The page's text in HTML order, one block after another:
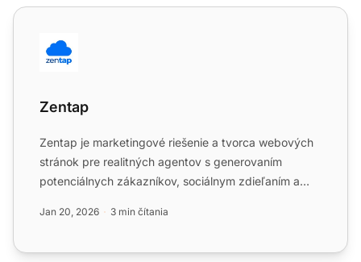
Zentap
Zentap
Zentap je marketingové riešenie a tvorca webových
stránok pre realitných agentov s generovaním
potenciálnych zákazníkov, sociálnym zdieľaním a
Jan 20, 2026 3 min čítania